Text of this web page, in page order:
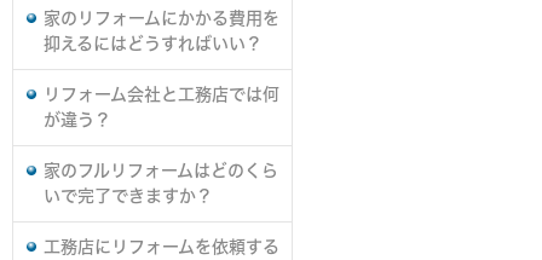
家のリフォームにかかる費用を
抑えるにはどうすればいい？
リフォーム会社と工務店では何
が違う？
家のフルリフォームはどのくら
いで完了できますか？
工務店にリフォームを依頼する